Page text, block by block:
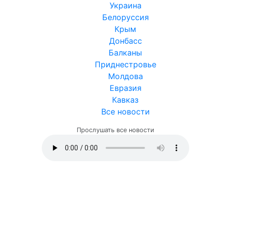
Украина
Белоруссия
Крым
Донбасс
Балканы
Приднестровье
Молдова
Евразия
Кавказ
Все новости
Прослушать все новости